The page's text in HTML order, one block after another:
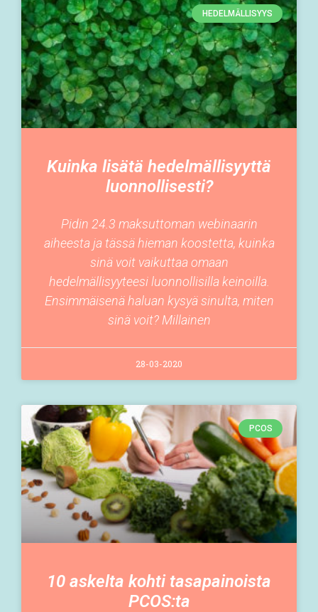
HEDELMÄLLISYYS
Kuinka lisätä hedelmällisyyttä
luonnollisesti?
Pidin 24.3 maksuttoman webinaarin
aiheesta ja tässä hieman koostetta, kuinka
sinä voit vaikuttaa omaan
hedelmällisyyteesi luonnollisilla keinoilla.
Ensimmäisenä haluan kysyä sinulta, miten
sinä voit? Millainen
28-03-2020
PCOS
10 askelta kohti tasapainoista
PCOS:ta